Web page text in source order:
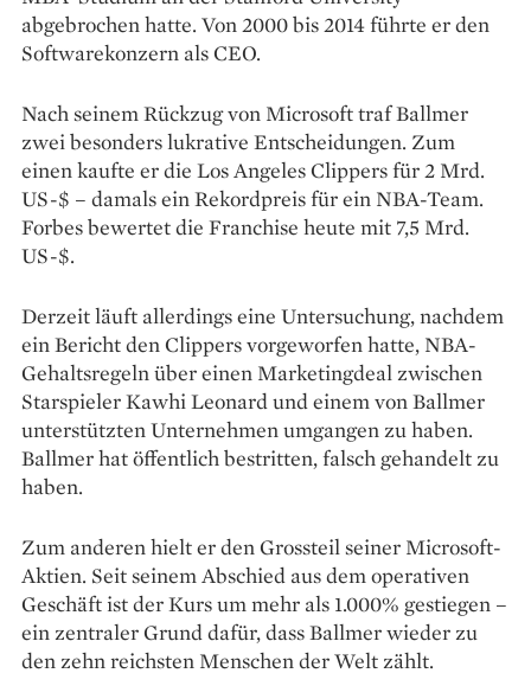
abgebrochen hatte. Von 2000 bis 2014 führte er den
Softwarekonzern als CEO.
Nach seinem Rückzug von Microsoft traf Ballmer
zwei besonders lukrative Entscheidungen. Zum
einen kaufte er die Los Angeles Clippers für 2 Mrd.
US-$ – damals ein Rekordpreis für ein NBA-Team.
Forbes bewertet die Franchise heute mit 7,5 Mrd.
US-$.
Derzeit läuft allerdings eine Untersuchung, nachdem
ein Bericht den Clippers vorgeworfen hatte, NBA-
Gehaltsregeln über einen Marketingdeal zwischen
Starspieler Kawhi Leonard und einem von Ballmer
unterstützten Unternehmen umgangen zu haben.
Ballmer hat öffentlich bestritten, falsch gehandelt zu
haben.
Zum anderen hielt er den Grossteil seiner Microsoft-
Aktien. Seit seinem Abschied aus dem operativen
Geschäft ist der Kurs um mehr als 1.000% gestiegen –
ein zentraler Grund dafür, dass Ballmer wieder zu
den zehn reichsten Menschen der Welt zählt.